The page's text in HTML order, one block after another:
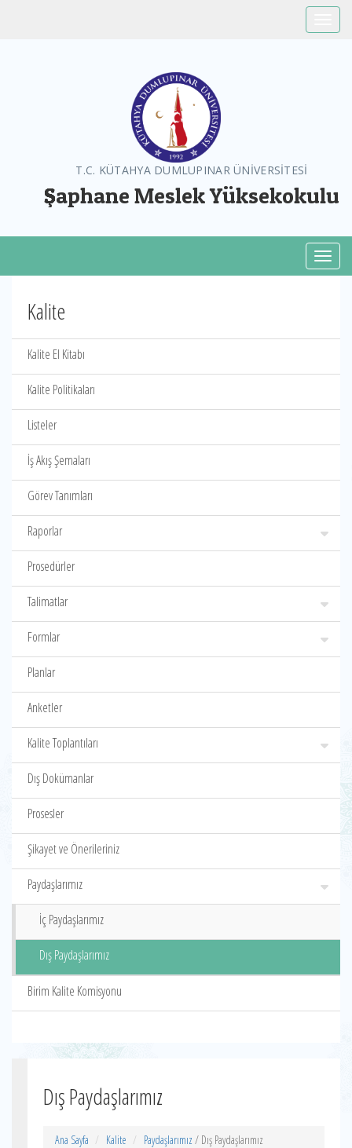
T.C. KÜTAHYA DUMLUPINAR ÜNİVERSİTESİ
Şaphane Meslek Yüksekokulu
Kalite
Kalite El Kitabı
Kalite Politikaları
Listeler
İş Akış Şemaları
Görev Tanımları
Raporlar
Prosedürler
Talimatlar
Formlar
Planlar
Anketler
Kalite Toplantıları
Dış Dokümanlar
Prosesler
Şikayet ve Önerileriniz
Paydaşlarımız
İç Paydaşlarımız
Dış Paydaşlarımız
Birim Kalite Komisyonu
Dış Paydaşlarımız
Ana Sayfa Kalite Paydaşlarımız / Dış Paydaşlarımız